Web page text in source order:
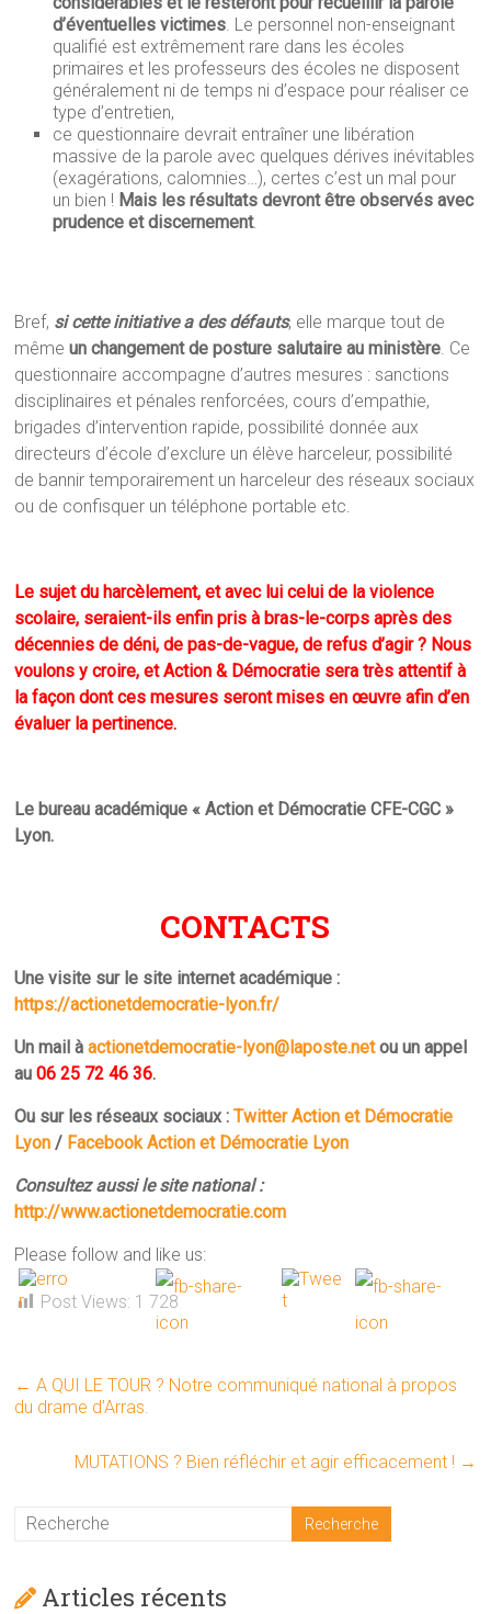
d’éventuelles victimes. Le personnel non-enseignant
qualifié est extrêmement rare dans les écoles
primaires et les professeurs des écoles ne disposent
généralement ni de temps ni d’espace pour réaliser ce
type d’entretien,
ce questionnaire devrait entraîner une libération
massive de la parole avec quelques dérives inévitables
(exagérations, calomnies…), certes c’est un mal pour
un bien ! Mais les résultats devront être observés avec
prudence et discernement.
Bref, si cette initiative a des défauts, elle marque tout de
mêmeun changement de posture salutaire au ministère. Ce
questionnaire accompagne d’autres mesures : sanctions
disciplinaires et pénales renforcées, cours d’empathie,
brigades d’intervention rapide, possibilité donnée aux
directeurs d’école d’exclure un élève harceleur, possibilité
de bannir temporairement un harceleur des réseaux sociaux
ou de confisquer un téléphone portable etc.
Le sujet du harcèlement, et avec lui celui de la violence
scolaire, seraient-ils enfin pris à bras-le-corps après des
décennies de déni, de pas-de-vague, de refus d’agir ? Nous
voulons y croire, et Action & Démocratie sera très attentif à
la façon dont ces mesures seront mises en œuvre afin d’en
évaluer la pertinence.
Le bureau académique « Action et Démocratie CFE-CGC »
Lyon.
CONTACTS
Une visite sur le site internet académique :
https://actionetdemocratie-lyon.fr/
Un mail àactionetdemocratie-lyon@laposte.netou un appel
au06 25 72 46 36.
Ou sur les réseaux sociaux :Twitter Action et Démocratie
Lyon / Facebook Action et Démocratie Lyon
Consultez aussi le site national :
http://www.actionetdemocratie.com
Please follow and like us:
Post Views: 1 728
← A QUI LE TOUR ? Notre communiqué national à propos
du drame d’Arras.
MUTATIONS ? Bien réfléchir et agir efficacement ! →
Articles récents